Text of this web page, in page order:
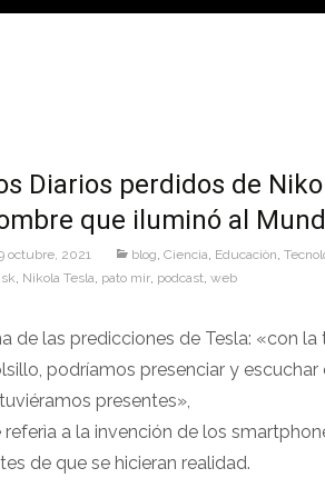
Diarios perdidos de
que iluminó al
octubre, 2021 blog, Ciencia, Educaciòn,
, Nikola Tesla, pato mir, podcast, web
de las predicciones de Tesla: «con
podríamos presenciar y
presentes»,
referìa a la invención de los
de que se hicieran realidad.